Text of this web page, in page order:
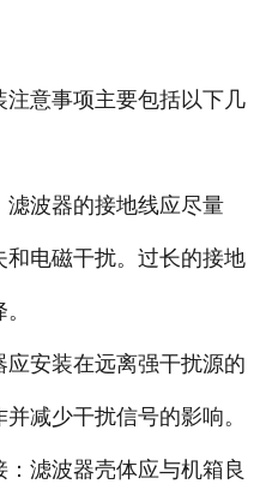
安徽滤波器
注意事项主要包括以下几
波器的接地线应尽量
电磁干扰。过长的接地
安装在远离强干扰源的
减少干扰信号的影响。
滤波器壳体应与机箱良